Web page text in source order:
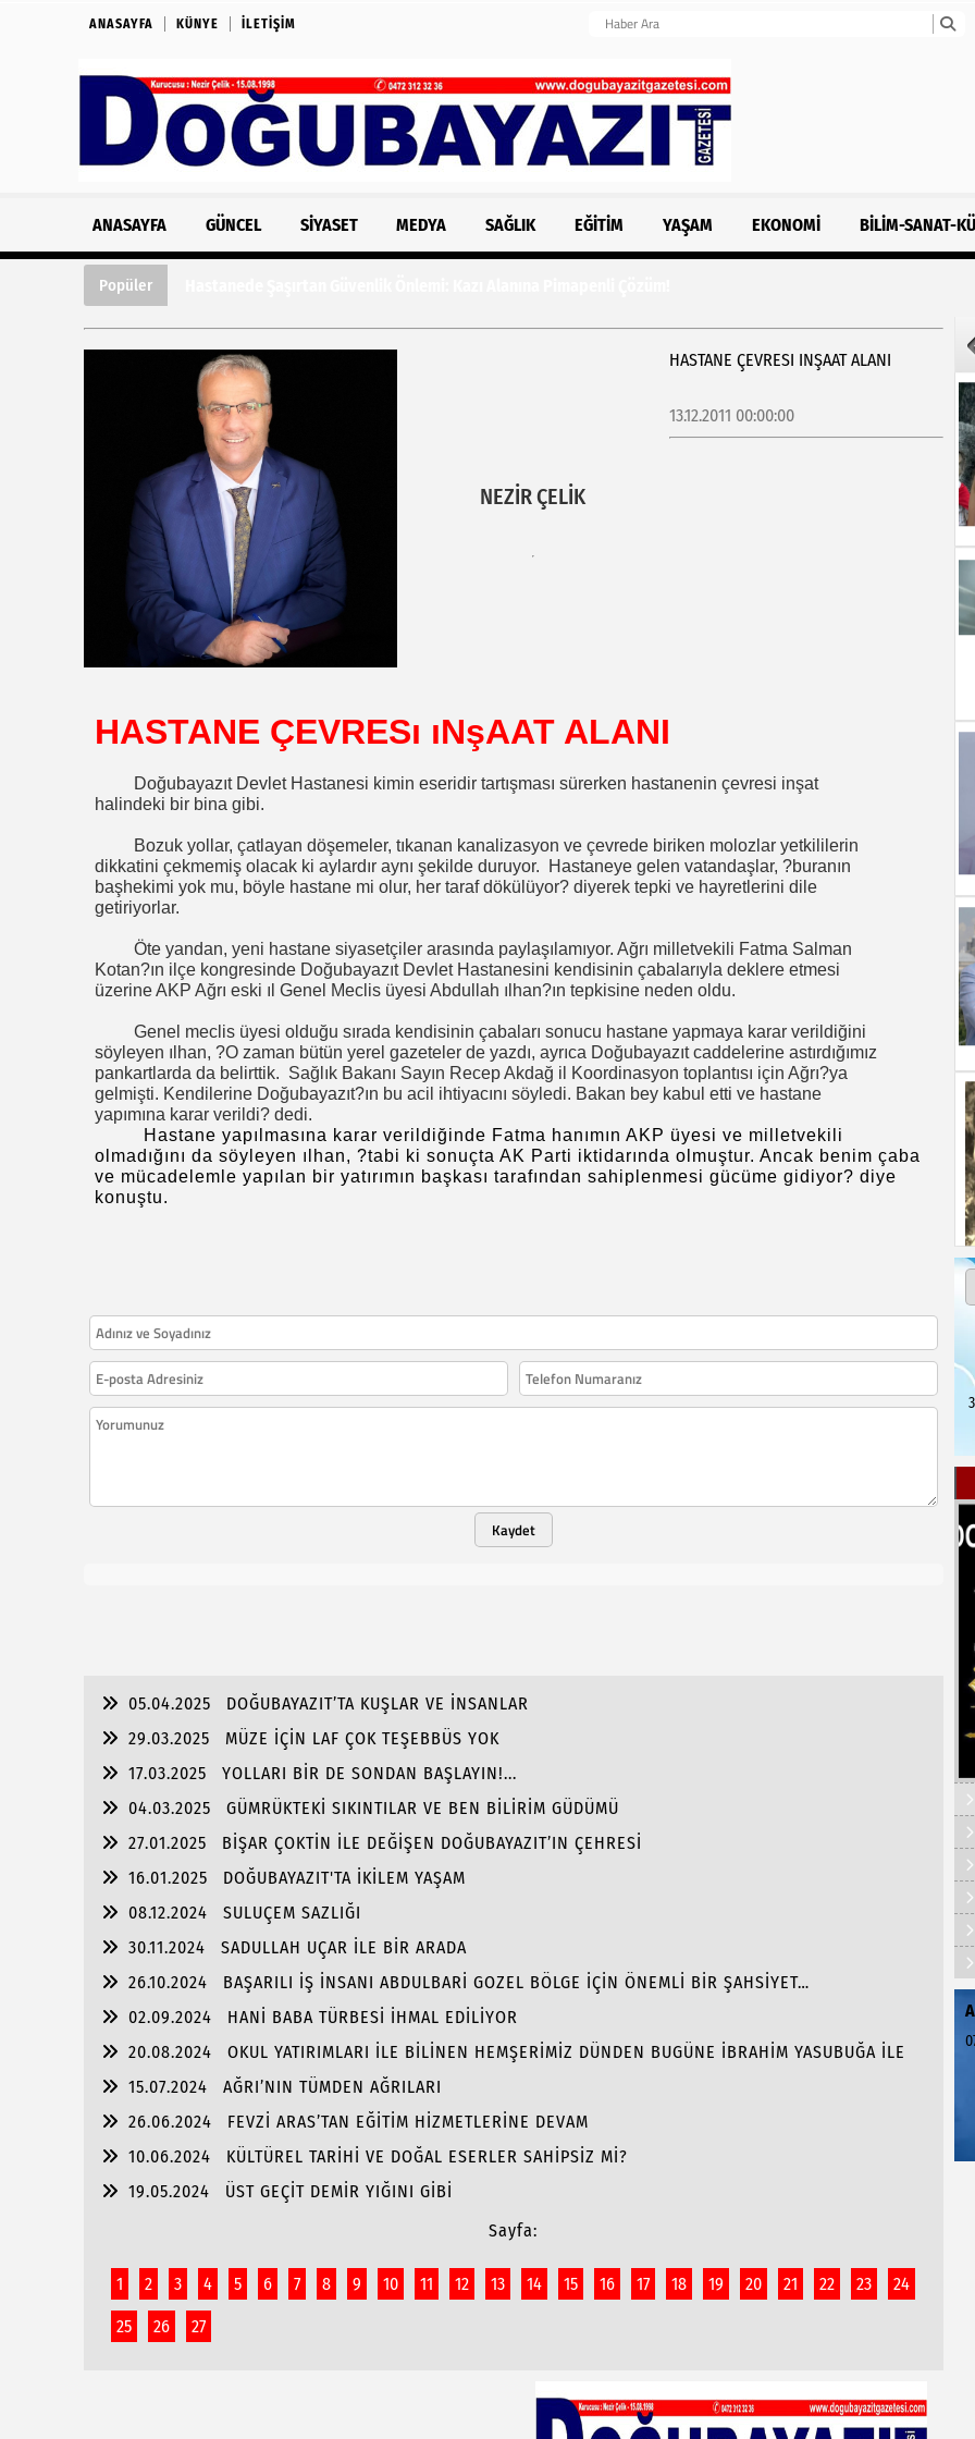
ANASAYFA KÜNYE İLETIŞIM
ANASAYFA GÜNCEL SIYASET MEDYA SAĞLIK EĞITIM YAŞAM EKONOMI BILIM-SANAT-
Popüler
NEZİR ÇELİK
HASTANE ÇEVRESI INŞAAT ALANI
13.12.2011 00:00:00
HASTANE ÇEVRESı ıNşAAT ALANI
Doğubayazıt Devlet Hastanesi kimin eseridir tartışması sürerken hastanenin çevresi inşat
halindeki bir bina gibi.
Bozuk yollar, çatlayan döşemeler, tıkanan kanalizasyon ve çevrede biriken molozlar yetkililerin
dikkatini çekmemiş olacak ki aylardır aynı şekilde duruyor.
Hastaneye gelen vatandaşlar, ?buranın
başhekimi yok mu, böyle hastane mi olur, her taraf dökülüyor? diyerek tepki ve hayretlerini dile
getiriyorlar.
Öte yandan, yeni hastane siyasetçiler arasında paylaşılamıyor. Ağrı milletvekili Fatma Salman
Kotan?ın ilçe kongresinde Doğubayazıt Devlet Hastanesini kendisinin çabalarıyla deklere etmesi
üzerine AKP Ağrı eski ıl Genel Meclis üyesi Abdullah ılhan?ın tepkisine neden oldu.
Genel meclis üyesi olduğu sırada kendisinin çabaları sonucu hastane yapmaya karar verildiğini
söyleyen ılhan, ?O zaman bütün yerel gazeteler de yazdı, ayrıca Doğubayazıt caddelerine astırdığımız
pankartlarda da belirttik. Sağlık Bakanı Sayın Recep Akdağ il Koordinasyon toplantısı için Ağrı?ya
gelmişti. Kendilerine Doğubayazıt?ın bu acil ihtiyacını söyledi. Bakan bey kabul etti ve hastane
yapımına karar verildi? dedi.
Hastane yapılmasına karar verildiğinde Fatma hanımın AKP üyesi ve milletvekili
olmadığını da söyleyen ılhan, ?tabi ki sonuçta AK Parti iktidarında olmuştur. Ancak benim çaba
ve mücadelemle yapılan bir yatırımın başkası tarafından sahiplenmesi gücüme gidiyor? diye
konuştu.
Kaydet
05.04.2025
DOĞUBAYAZIT’TA KUŞLAR VE İNSANLAR
29.03.2025
MÜZE İÇİN LAF ÇOK TEŞEBBÜS YOK
17.03.2025
YOLLARI BİR DE SONDAN BAŞLAYIN!...
04.03.2025
GÜMRÜKTEKİ SIKINTILAR VE BEN BİLİRİM GÜDÜMÜ
27.01.2025
BİŞAR ÇOKTİN İLE DEĞİŞEN DOĞUBAYAZIT’IN ÇEHRESİ
16.01.2025
DOĞUBAYAZIT'TA İKİLEM YAŞAM
08.12.2024
SULUÇEM SAZLIĞI
30.11.2024
SADULLAH UÇAR İLE BİR ARADA
26.10.2024
BAŞARILI İŞ İNSANI ABDULBARİ GOZEL BÖLGE İÇİN ÖNEMLİ BİR ŞAHSİYET…
02.09.2024
HANİ BABA TÜRBESİ İHMAL EDİLİYOR
20.08.2024
OKUL YATIRIMLARI İLE BİLİNEN HEMŞERİMİZ DÜNDEN BUGÜNE İBRAHİM YASUBUĞA İLE
15.07.2024
AĞRI’NIN TÜMDEN AĞRILARI
26.06.2024
FEVZİ ARAS’TAN EĞİTİM HİZMETLERİNE DEVAM
10.06.2024
KÜLTÜREL TARİHİ VE DOĞAL ESERLER SAHİPSİZ Mİ?
19.05.2024
ÜST GEÇİT DEMİR YIĞINI GİBİ
Sayfa:
1 2 3 4 5 6 7 8 9 10 11 12 13 14 15 16 17 18 19 20 21 22 23 24
25 26 27